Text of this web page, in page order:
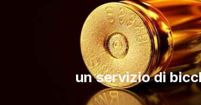
un servizio di